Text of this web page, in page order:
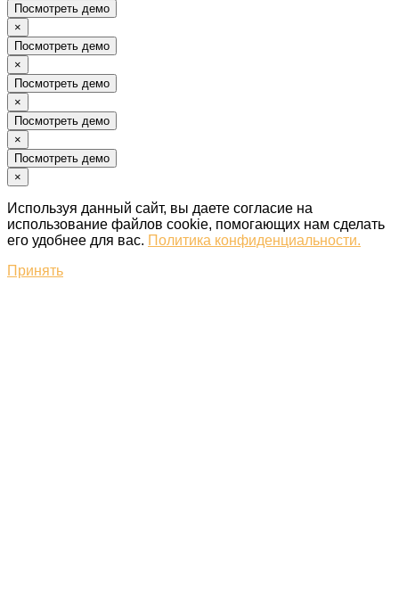
Посмотреть демо
×
Посмотреть демо
×
Посмотреть демо
×
Посмотреть демо
×
Посмотреть демо
×
Используя данный сайт, вы даете согласие на
использование файлов cookie, помогающих нам сделать
его удобнее для вас. Политика конфиденциальности.
Принять